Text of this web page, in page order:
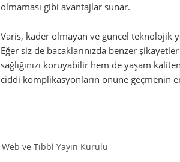
olmaması gibi avantajlar sunar.
Varis, kader olmayan ve güncel teknolojik
Eğer siz de bacaklarınızda benzer
sağlığınızı koruyabilir hem de yaşam
ciddi komplikasyonların önüne geçmenin
Web ve Tıbbi Yayın Kurulu